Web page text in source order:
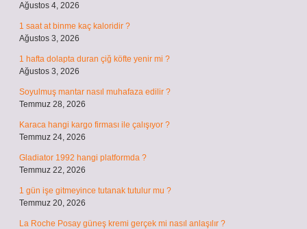
Ağustos 4, 2026
1 saat at binme kaç kaloridir ?
Ağustos 3, 2026
1 hafta dolapta duran çiğ köfte yenir mi ?
Ağustos 3, 2026
Soyulmuş mantar nasıl muhafaza edilir ?
Temmuz 28, 2026
Karaca hangi kargo firması ile çalışıyor ?
Temmuz 24, 2026
Gladiator 1992 hangi platformda ?
Temmuz 22, 2026
1 gün işe gitmeyince tutanak tutulur mu ?
Temmuz 20, 2026
La Roche Posay güneş kremi gerçek mi nasıl anlaşılır ?